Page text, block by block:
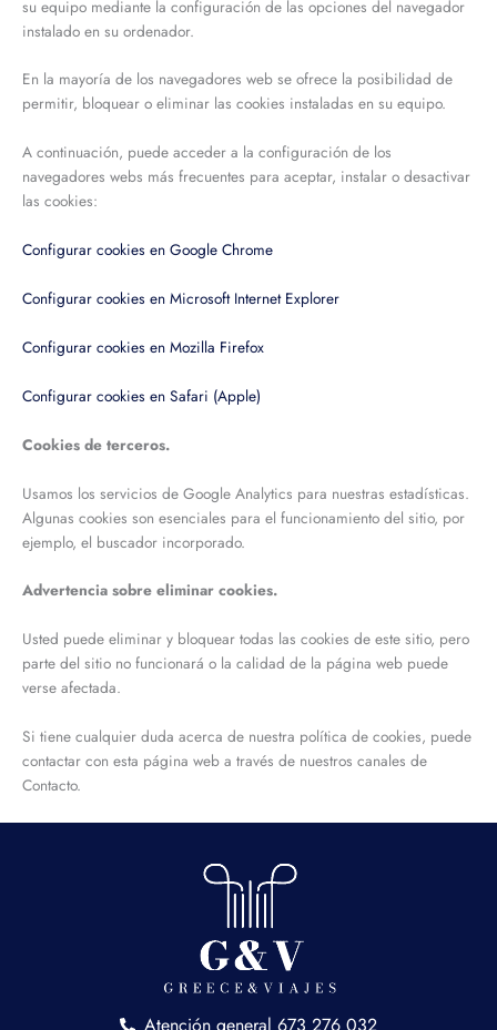
su equipo mediante la configuración de las opciones del navegador
instalado en su ordenador.
En la mayoría de los navegadores web se ofrece la posibilidad de
permitir, bloquear o eliminar las cookies instaladas en su equipo.
A continuación, puede acceder a la configuración de los
navegadores webs más frecuentes para aceptar, instalar o desactivar
las cookies:
Configurar cookies en Google Chrome
Configurar cookies en Microsoft Internet Explorer
Configurar cookies en Mozilla Firefox
Configurar cookies en Safari (Apple)
Cookies de terceros.
Usamos los servicios de Google Analytics para nuestras estadísticas.
Algunas cookies son esenciales para el funcionamiento del sitio, por
ejemplo, el buscador incorporado.
Advertencia sobre eliminar cookies.
Usted puede eliminar y bloquear todas las cookies de este sitio, pero
parte del sitio no funcionará o la calidad de la página web puede
verse afectada.
Si tiene cualquier duda acerca de nuestra política de cookies, puede
contactar con esta página web a través de nuestros canales de
Contacto.